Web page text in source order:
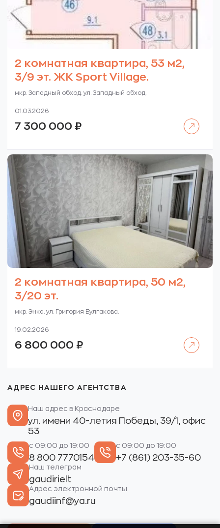
2 комнатная квартира, 53 м2,
3/9 эт. ЖК Sport Village.
мкр. Западный обход. ул. Западный обход.
01.03.2026
7 300 000 ₽
2 комнатная квартира, 50 м2,
3/20 эт.
мкр. Энка. ул. Григория Булгакова.
19.02.2026
6 800 000 ₽
АДРЕС НАШЕГО АГЕНТСТВА
Наш адрес в Краснодаре
ул. имени 40-летия Победы, 39/1, офис
53
с 09:00 до 19:00
8 800 7770154
с 09:00 до 19:00
+7 (861) 203-35-60
Наш телеграм
gaudirielt
Адрес электронной почты
gaudiinf@ya.ru